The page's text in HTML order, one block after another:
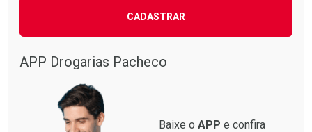
Comprar sem Desconto
Comprar sem Desconto
Por R$ 14,03/cada
CADASTRAR
APP Drogarias Pacheco
Baixe o APP e confira